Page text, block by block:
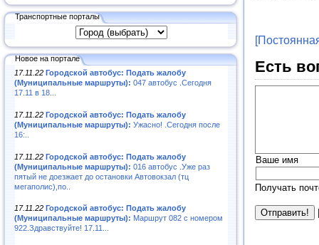
Транспортные порталы
Новое на портале
17.11.22 Городской автобус: Подать жалобу
(Муниципальные маршруты): 047 автобус .Сегодня
17.11 в 18...
17.11.22 Городской автобус: Подать жалобу
(Муниципальные маршруты): Ужасно! .Сегодня после
16:..
17.11.22 Городской автобус: Подать жалобу
(Муниципальные маршруты): 016 автобус .Уже раз
пятый не доезжает до остановки Автовокзал (тц
мегаполис),по..
17.11.22 Городской автобус: Подать жалобу
(Муниципальные маршруты): Маршрут 082 с номером
922.Здравствуйте! 17.11...
Есть
Ваше имя
Получать